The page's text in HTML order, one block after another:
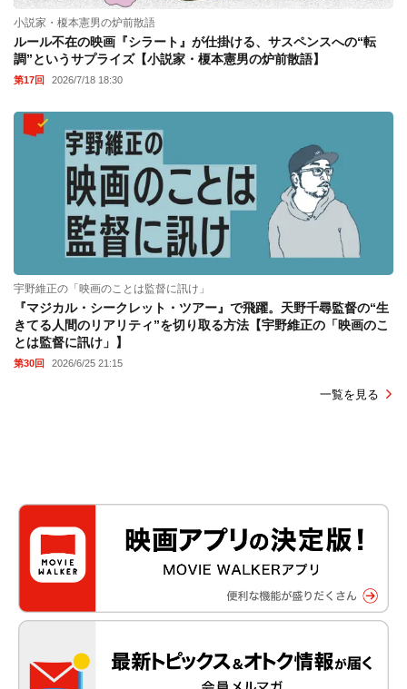
小説家・榎本憲男の炉前散語
ルール不在の映画『シラート』が仕掛ける、サスペンスへの“転
調”というサプライズ【小説家・榎本憲男の炉前散語】
第17回 2026/7/18 18:30
宇野維正の「映画のことは監督に訊け」
『マジカル・シークレット・ツアー』で飛躍。天野千尋監督の“生
きてる人間のリアリティ”を切り取る方法【宇野維正の「映画のこ
とは監督に訊け」】
第30回 2026/6/25 21:15
一覧を見る